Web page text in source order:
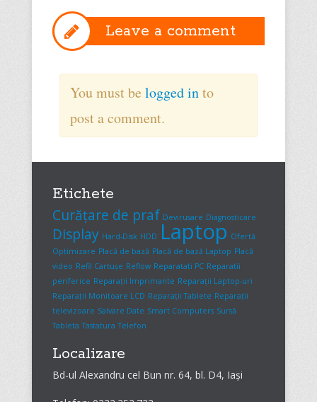
Leave a comment
You must be logged into
post a comment.
Etichete
Curățare de praf Devirusare Diagnosticare
Display Hard-Disk HDD Laptop Ofertă
Optimizare Placă de bază Placă de bază Laptop Placă
video Refil Cartușe Reflow Reparatati PC Reparatii
periferice Reparații Imprimante Reparații Laptop-uri
Reparații Monitoare LCD Reparații Tablete Reparații
televizoare Salvare Date Smart Computers Sursă
Tableta Tastatura Telefon
Localizare
Bd-ul Alexandru cel Bun nr. 64, bl. D4, Iași